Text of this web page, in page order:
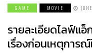
GAME MOVIE
รายละเอียดไลฟ์แอ็
เรื่องก่อนเหตุการ